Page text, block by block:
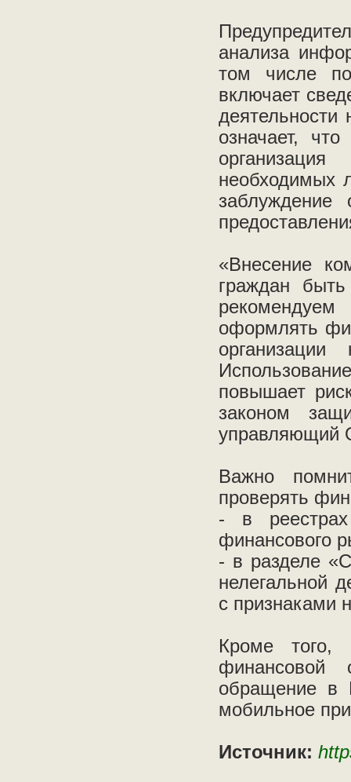
анализа
том числе
включает
означает,
необходимых
заблуждение
«Внесение
граждан
оформлять
повышает
законом
управляющий
Важно
проверять
- в реестрах
финансового
- в разделе
нелегальной
с признаками
Кроме того,
финансовой
обращение в
мобильное
Источник: